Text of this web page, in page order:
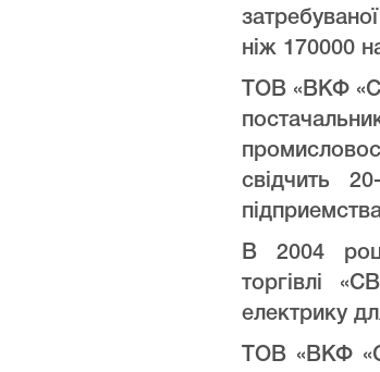
ніж 170000
ТОВ «ВКФ
свідчить
В 2004
торгівлі
електрику
ТОВ «ВКФ